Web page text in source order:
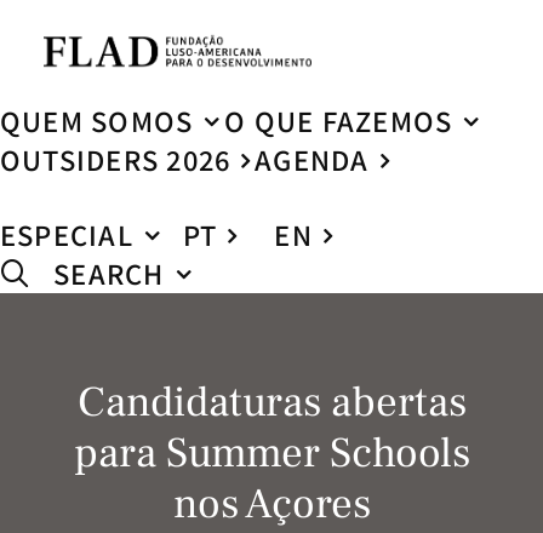
QUEM SOMOS
O QUE FAZEMOS
OUTSIDERS 2026
AGENDA
ESPECIAL
PT
EN
SEARCH
Candidaturas abertas
para Summer Schools
nos Açores